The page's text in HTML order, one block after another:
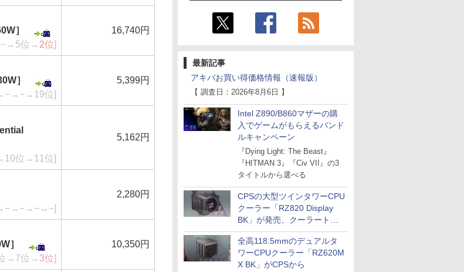
最新記事
アキバお買い得価格情報（速報版）
【 調査日：2026年8月6日 】
Intel Z890/B860マザーの購
入でゲームがもらえるバンド
ルキャンペーン
『Dying Light: The Beast』
『HITMAN 3』『Civ VII』の3
タイトルから選べる
CPSの大型ツインタワーCPU
クーラー「RZ820 Display
BK」が発売、クーラートッ
プに5インチ液晶搭載
全高118.5mmのデュアルタ
ワーCPUクーラー「RZ620M
X BK」がCPSから
］
位→ 2位]
16,740円
］
位]
5,399円
位→11位]
5,162円
→−→−→−→−]
2,280円
］
→7位→ 3位]
10,350円